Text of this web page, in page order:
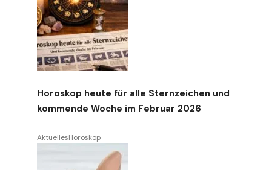
Horoskop heute für alle Sternzeichen und
kommende Woche im Februar 2026
AktuellesHoroskop